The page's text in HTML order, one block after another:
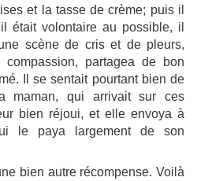
et la tasse de crème; puis il
était volontaire au possible, il
scène de cris et de pleurs,
partagea de bon
Il se sentait pourtant bien de
maman, qui arrivait sur ces
bien réjoui, et elle envoya à
le paya largement de son
bien autre récompense. Voilà